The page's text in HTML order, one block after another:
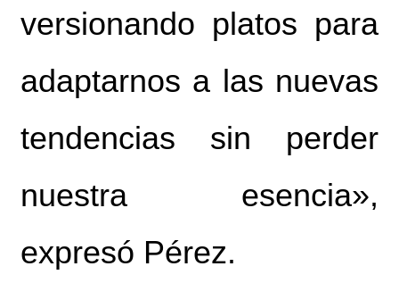
versionando platos para
adaptarnos a las nuevas
tendencias sin perder
nuestra esencia»,
expresó Pérez.